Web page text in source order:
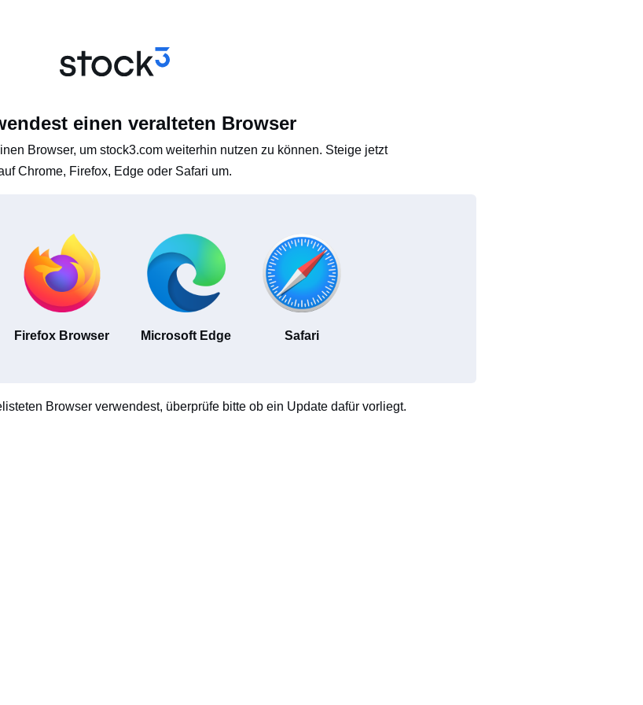
einen veralteten Browser
Browser, um stock3.com weiterhin nutzen zu können. Steige jetzt
Chrome, Firefox, Edge oder Safari um.
Firefox Browser Microsoft Edge Safari
Browser verwendest, überprüfe bitte ob ein Update dafür vorliegt.